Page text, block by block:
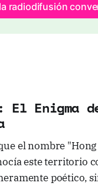
radiodifusión
Enigma
el nombre
este territorio
poético,